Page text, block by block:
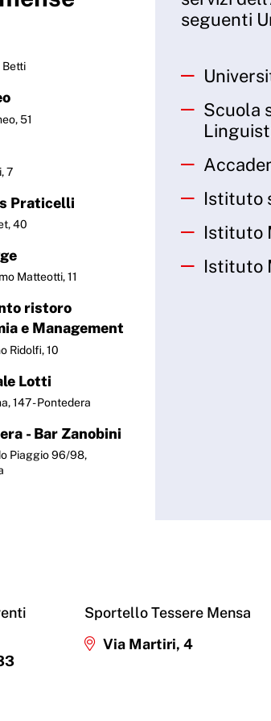
Betti
51
7
Praticelli
40
Matteotti, 11
ristoro
e Management
Ridolfi, 10
Lotti
147 - Pontedera
- Bar Zanobini
Piaggio 96/98,
seguenti
Scuola
Istituto
Istituto
Istituto
Sportello Tessere Mensa
Via Martiri, 4